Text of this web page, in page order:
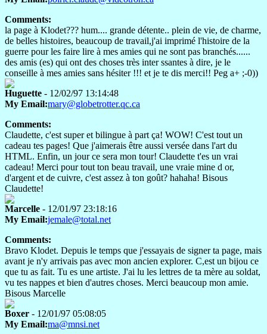
Comments:
la page à Klodet??? hum.... grande détente.. plein de vie, de charme,
de belles histoires, beaucoup de travail,j'ai imprimé l'histoire de la
guerre pour les faire lire à mes amies qui ne sont pas branchés......
des amis (es) qui ont des choses très inter ssantes à dire, je le
conseille à mes amies sans hésiter !!! et je te dis merci!! Peg a+ ;-0))
Huguette - 12/02/97 13:14:48
My Email:mary@globetrotter.qc.ca
Comments:
Claudette, c'est super et bilingue à part ça! WOW! C'est tout un
cadeau tes pages! Que j'aimerais être aussi versée dans l'art du
HTML. Enfin, un jour ce sera mon tour! Claudette t'es un vrai
cadeau! Merci pour tout ton beau travail, une vraie mine d or,
d'argent et de cuivre, c'est assez à ton goût? hahaha! Bisous
Claudette!
Marcelle - 12/01/97 23:18:16
My Email:jemale@total.net
Comments:
Bravo Klodet. Depuis le temps que j'essayais de signer ta page, mais
avant je n'y arrivais pas avec mon ancien explorer. C,est un bijou ce
que tu as fait. Tu es une artiste. J'ai lu les lettres de ta mère au soldat,
vu tes nappes et bien d'autres choses. Merci beaucoup mon amie.
Bisous Marcelle
Boxer - 12/01/97 05:08:05
My Email:ma@mnsi.net